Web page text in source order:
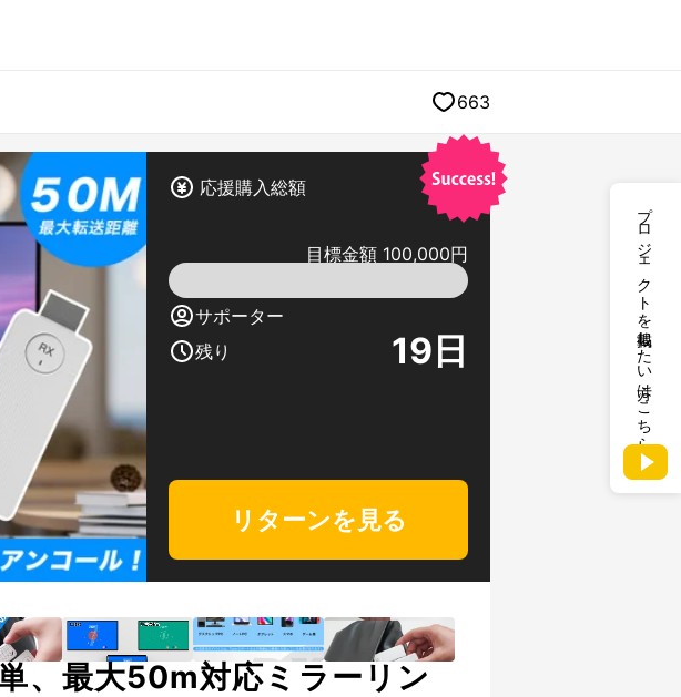
プロジェクトを掲載したい方はこちら
663
応援購入総額
目標金額 100,000円
サポーター
残り
19日
リターンを見る
、最大50m対応ミラーリン